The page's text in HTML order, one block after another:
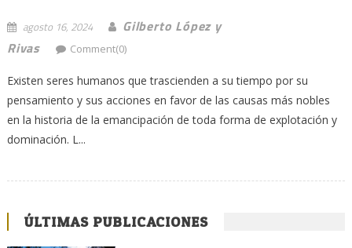
agosto 16, 2024
Gilberto López y
Rivas
Comment(0)
Existen seres humanos que trascienden a su tiempo por su
pensamiento y sus acciones en favor de las causas más nobles
en la historia de la emancipación de toda forma de explotación y
dominación. L...
ÚLTIMAS PUBLICACIONES